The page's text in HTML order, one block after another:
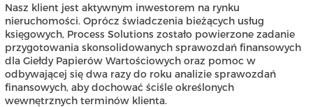
Nasz klient jest aktywnym inwestorem na rynku
nieruchomości. Oprócz świadczenia bieżących usług
księgowych, Process Solutions zostało powierzone zadanie
przygotowania skonsolidowanych sprawozdań finansowych
dla Giełdy Papierów Wartościowych oraz pomoc w
odbywającej się dwa razy do roku analizie sprawozdań
finansowych, aby dochować ściśle określonych
wewnętrznych terminów klienta.